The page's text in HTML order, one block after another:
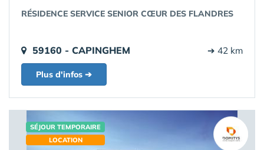
RÉSIDENCE SERVICE SENIOR CŒUR DES FLANDRES
59160 - CAPINGHEM ➔ 42 km
Plus d'infos ➔
SÉJOUR TEMPORAIRE
LOCATION